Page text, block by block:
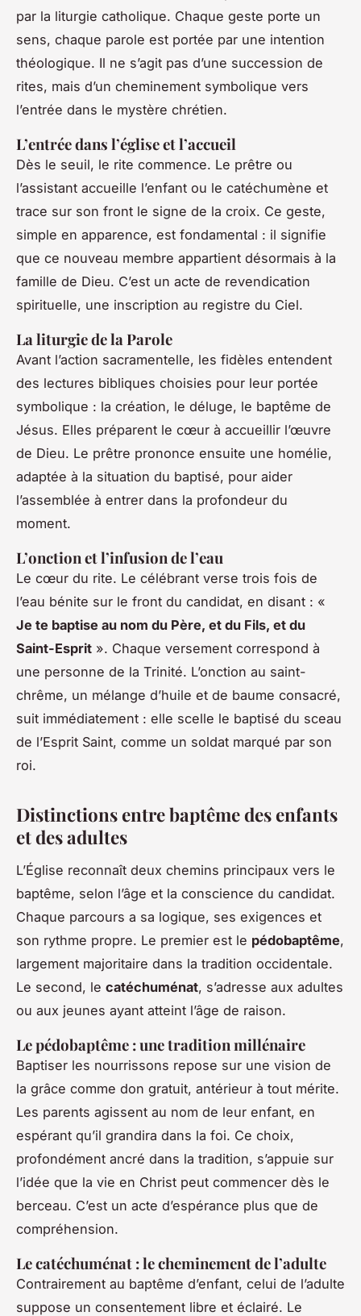
par la liturgie catholique. Chaque geste porte un
sens, chaque parole est portée par une intention
théologique. Il ne s’agit pas d’une succession de
rites, mais d’un cheminement symbolique vers
l’entrée dans le mystère chrétien.
L’entrée dans l’église et l’accueil
Dès le seuil, le rite commence. Le prêtre ou
l’assistant accueille l’enfant ou le catéchumène et
trace sur son front le signe de la croix. Ce geste,
simple en apparence, est fondamental : il signifie
que ce nouveau membre appartient désormais à la
famille de Dieu. C’est un acte de revendication
spirituelle, une inscription au registre du Ciel.
La liturgie de la Parole
Avant l’action sacramentelle, les fidèles entendent
des lectures bibliques choisies pour leur portée
symbolique : la création, le déluge, le baptême de
Jésus. Elles préparent le cœur à accueillir l’œuvre
de Dieu. Le prêtre prononce ensuite une homélie,
adaptée à la situation du baptisé, pour aider
l’assemblée à entrer dans la profondeur du
moment.
L’onction et l’infusion de l’eau
Le cœur du rite. Le célébrant verse trois fois de
l’eau bénite sur le front du candidat, en disant : «
Je te baptise au nom du Père, et du Fils, et du
Saint-Esprit ». Chaque versement correspond à
une personne de la Trinité. L’onction au saint-
chrême, un mélange d’huile et de baume consacré,
suit immédiatement : elle scelle le baptisé du sceau
de l’Esprit Saint, comme un soldat marqué par son
roi.
Distinctions entre baptême des enfants
et des adultes
L’Église reconnaît deux chemins principaux vers le
baptême, selon l’âge et la conscience du candidat.
Chaque parcours a sa logique, ses exigences et
son rythme propre. Le premier est le pédobaptême,
largement majoritaire dans la tradition occidentale.
Le second, le catéchuménat, s’adresse aux adultes
ou aux jeunes ayant atteint l’âge de raison.
Le pédobaptême : une tradition millénaire
Baptiser les nourrissons repose sur une vision de
la grâce comme don gratuit, antérieur à tout mérite.
Les parents agissent au nom de leur enfant, en
espérant qu’il grandira dans la foi. Ce choix,
profondément ancré dans la tradition, s’appuie sur
l’idée que la vie en Christ peut commencer dès le
berceau. C’est un acte d’espérance plus que de
compréhension.
Le catéchuménat : le cheminement de l’adulte
Contrairement au baptême d’enfant, celui de l’adulte
suppose un consentement libre et éclairé. Le